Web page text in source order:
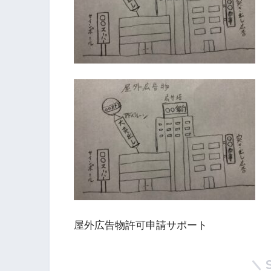
屋外広告物許可申請サポート